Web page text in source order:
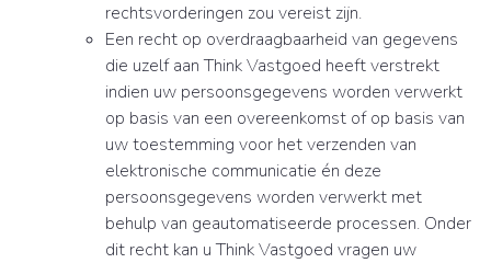
rechtsvorderingen zou vereist zijn.
Een recht op overdraagbaarheid van gegevens
die uzelf aan Think Vastgoed heeft verstrekt
indien uw persoonsgegevens worden verwerkt
op basis van een overeenkomst of op basis van
uw toestemming voor het verzenden van
elektronische communicatie én deze
persoonsgegevens worden verwerkt met
behulp van geautomatiseerde processen. Onder
dit recht kan u Think Vastgoed vragen uw